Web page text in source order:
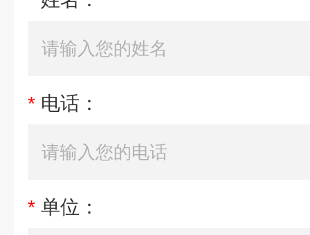
* 电话：
* 单位：